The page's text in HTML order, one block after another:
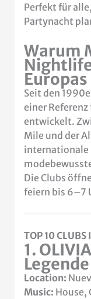
Perfekt für
Partynacht
Warum
Seit den
einer
entwickelt.
Mile und der
internationale
Die Clubs
feiern bis 6–7
TOP 10
1.
Legende
Location:
Music: House,